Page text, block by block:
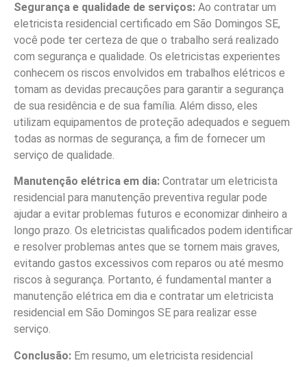
Segurança e qualidade de serviços: Ao contratar um
eletricista residencial certificado em São Domingos SE,
você pode ter certeza de que o trabalho será realizado
com segurança e qualidade. Os eletricistas experientes
conhecem os riscos envolvidos em trabalhos elétricos e
tomam as devidas precauções para garantir a segurança
de sua residência e de sua família. Além disso, eles
utilizam equipamentos de proteção adequados e seguem
todas as normas de segurança, a fim de fornecer um
serviço de qualidade.
Manutenção elétrica em dia: Contratar um eletricista
residencial para manutenção preventiva regular pode
ajudar a evitar problemas futuros e economizar dinheiro a
longo prazo. Os eletricistas qualificados podem identificar
e resolver problemas antes que se tornem mais graves,
evitando gastos excessivos com reparos ou até mesmo
riscos à segurança. Portanto, é fundamental manter a
manutenção elétrica em dia e contratar um eletricista
residencial em São Domingos SE para realizar esse
serviço.
Conclusão: Em resumo, um eletricista residencial